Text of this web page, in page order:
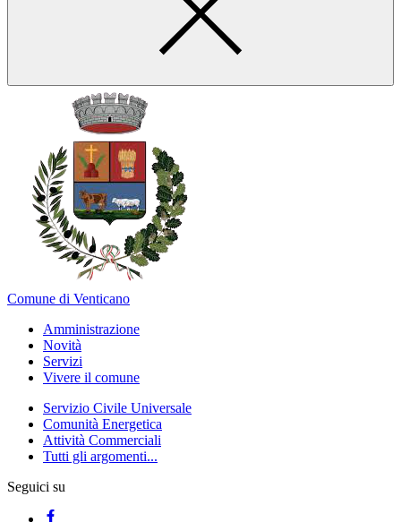
Comune di Venticano
Amministrazione
Novità
Servizi
Vivere il comune
Servizio Civile Universale
Comunità Energetica
Attività Commerciali
Tutti gli argomenti...
Seguici su